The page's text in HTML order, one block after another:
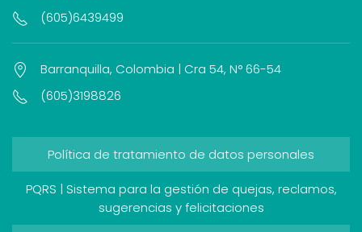
(605)6439499
Barranquilla, Colombia | Cra 54, N° 66-54
(605)3198826
Política de tratamiento de datos personales
PQRS | Sistema para la gestión de quejas, reclamos,
sugerencias y felicitaciones